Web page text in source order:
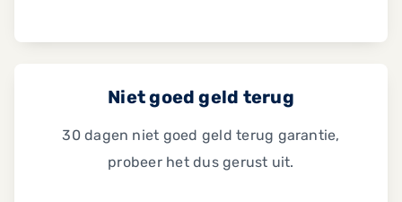
Niet goed geld terug
30 dagen niet goed geld terug garantie,
probeer het dus gerust uit.